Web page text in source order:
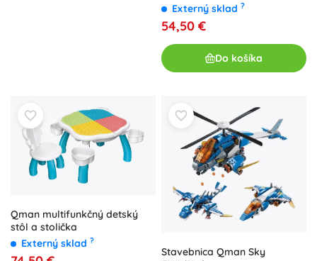
Externý sklad ?
54,50 €
Do košíka
Qman multifunkčný detský
stôl a stolička
Externý sklad ?
Stavebnica Qman Sky